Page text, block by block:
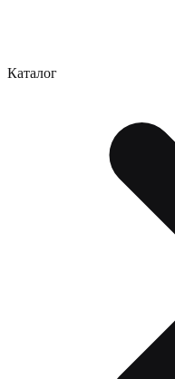
Каталог